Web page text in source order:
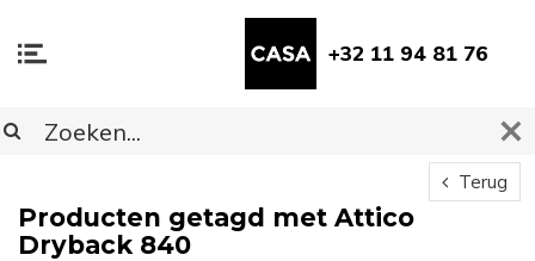
+32 11 94 81 76
Terug
Producten getagd met Attico
Dryback 840